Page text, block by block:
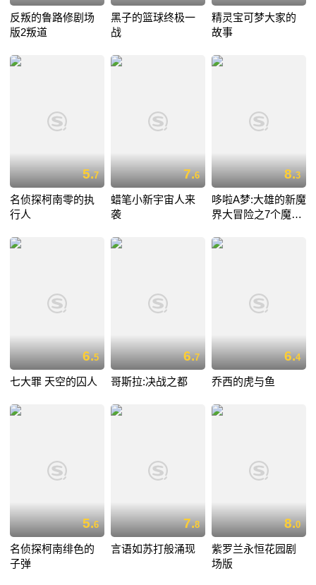
反叛的鲁路修剧场
版2叛道
黑子的篮球终极一
战
精灵宝可梦大家的
故事
5.7
名侦探柯南零的执
行人
7.6
蜡笔小新宇宙人来
袭
8.3
哆啦A梦:大雄的新魔
界大冒险之7个魔法
6.5
七大罪 天空的囚人
6.7
哥斯拉:决战之都
6.4
乔西的虎与鱼
5.6
名侦探柯南绯色的
子弹
7.8
言语如苏打般涌现
8.0
紫罗兰永恒花园剧
场版